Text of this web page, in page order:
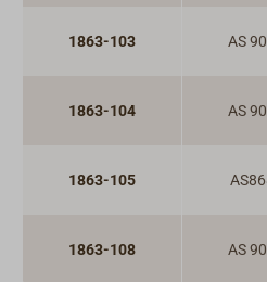
1863-103 AS
1863-104 AS
1863-105
1863-108 AS